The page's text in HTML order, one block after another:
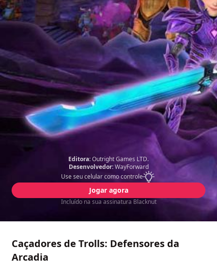
Editora:Outright Games LTD.
Desenvolvedor: WayForward
Use seu celular como controle
Jogar agora
Incluído na sua assinatura Blacknut
Caçadores de Trolls: Defensores da
Arcadia